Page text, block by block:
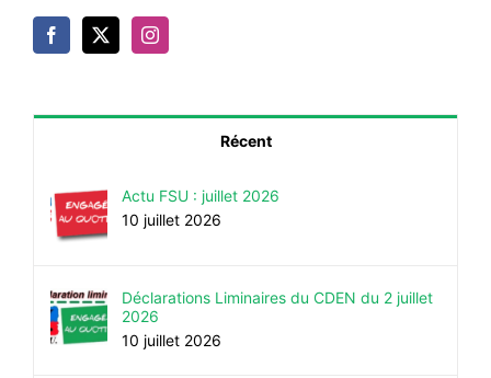
Récent
Actu FSU : juillet 2026
10 juillet 2026
Déclarations Liminaires du CDEN du 2 juillet
2026
10 juillet 2026